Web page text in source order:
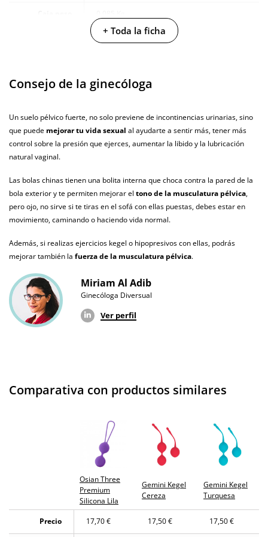
3.4 cm
No testado en
animales
Garantías 3 años de garantía
original
¿Cuándo lo
recibo?
El martes 11 de agosto (fecha estimada)
+ Toda la ficha
Consejo de la ginecóloga
Un suelo pélvico fuerte, no solo previene de incontinencias urinarias, sino
que puede mejorar tu vida sexual al ayudarte a sentir más, tener más
control sobre la presión que ejerces, aumentar la libido y la lubricación
natural vaginal.
Las bolas chinas tienen una bolita interna que choca contra la pared de la
bola exterior y te permiten mejorar el tono de la musculatura pélvica,
pero ojo, no sirve si te tiras en el sofá con ellas puestas, debes estar en
movimiento, caminando o haciendo vida normal.
Además, si realizas ejercicios kegel o hipopresivos con ellas, podrás
mejorar también la fuerza de la musculatura pélvica.
Miriam Al Adib
Ginecóloga Diversual
Ver perfil
Comparativa con productos similares
Osian Three
Premium
Silicona Lila
Gemini Kegel
Cereza
Gemini Kegel
Turquesa
Precio 17,70 € 17,50 € 17,50 €